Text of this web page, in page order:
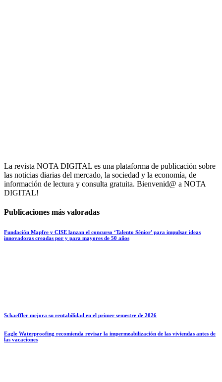
La revista NOTA DIGITAL es una plataforma de publicación sobre
las noticias diarias del mercado, la sociedad y la economía, de
información de lectura y consulta gratuita. Bienvenid@ a NOTA
DIGITAL!
Publicaciones más valoradas
Fundación Mapfre y CISE lanzan el concurso ‘Talento Sénior’ para impulsar ideas
innovadoras creadas por y para mayores de 50 años
Schaeffler mejora su rentabilidad en el primer semestre de 2026
Eagle Waterproofing recomienda revisar la impermeabilización de las viviendas antes de
las vacaciones